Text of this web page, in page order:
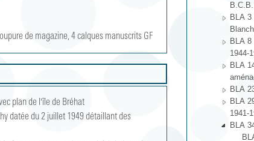
de magazine, 4 calques manuscrits GF
plan de l'île de Bréhat
datée du 2 juillet 1949 détaillant des
BLA 3
BLA
1944-
BLA
BLA
BLA
1941-
BLA